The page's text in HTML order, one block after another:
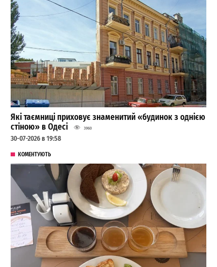
Які таємниці приховує знаменитий «будинок з однією
стіною» в Одесі
3960
30-07-2026 в 19:58
КОМЕНТУЮТЬ